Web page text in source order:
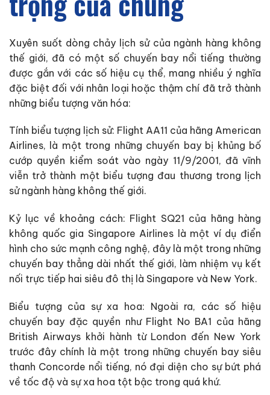
Xuyên suốt dòng chảy lịch sử của ngành hàng không
thế giới, đã có một số chuyến bay nổi tiếng thường
được gắn với các số hiệu cụ thể, mang nhiều ý nghĩa
đặc biệt đối với nhân loại hoặc thậm chí đã trở thành
những biểu tượng văn hóa:
Tính biểu tượng lịch sử: Flight AA11 của hãng American
Airlines, là một trong những chuyến bay bị khủng bố
cướp quyền kiểm soát vào ngày 11/9/2001, đã vĩnh
viễn trở thành một biểu tượng đau thương trong lịch
sử ngành hàng không thế giới.
Kỷ lục về khoảng cách: Flight SQ21 của hãng hàng
không quốc gia Singapore Airlines là một ví dụ điển
hình cho sức mạnh công nghệ, đây là một trong những
chuyến bay thẳng dài nhất thế giới, làm nhiệm vụ kết
nối trực tiếp hai siêu đô thị là Singapore và New York.
Biểu tượng của sự xa hoa: Ngoài ra, các số hiệu
chuyến bay đặc quyền như Flight No BA1 của hãng
British Airways khởi hành từ London đến New York
trước đây chính là một trong những chuyến bay siêu
thanh Concorde nổi tiếng, nó đại diện cho sự bứt phá
về tốc độ và sự xa hoa tột bậc trong quá khứ.